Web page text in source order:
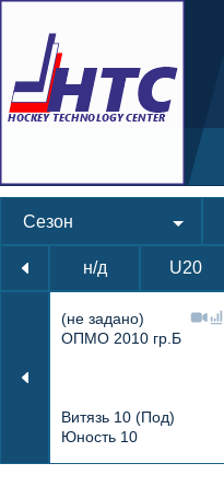
Сезон
н/д U20
(не задано)
ОПМО 2010 гр.Б
Витязь 10 (Под)
Юность 10